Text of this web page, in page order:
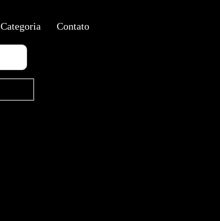
Categoria Contato